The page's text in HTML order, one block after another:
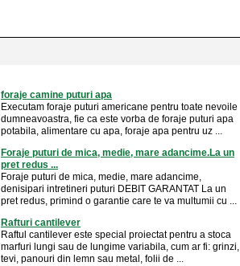
foraje camine puturi apa
Executam foraje puturi americane pentru toate nevoile
dumneavoastra, fie ca este vorba de foraje puturi apa
potabila, alimentare cu apa, foraje apa pentru uz ...
Foraje puturi de mica, medie, mare adancime.La un
pret redus ...
Foraje puturi de mica, medie, mare adancime,
denisipari intretineri puturi DEBIT GARANTAT La un
pret redus, primind o garantie care te va multumii cu ...
Rafturi cantilever
Raftul cantilever este special proiectat pentru a stoca
marfuri lungi sau de lungime variabila, cum ar fi: grinzi,
tevi, panouri din lemn sau metal, folii de ...